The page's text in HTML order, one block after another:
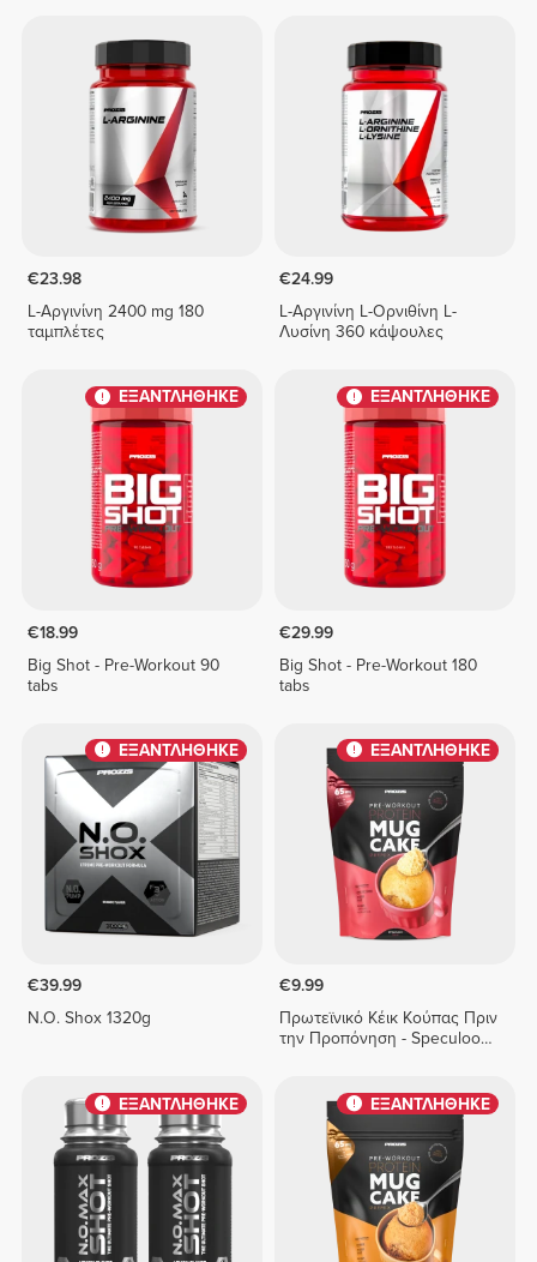
€23.98
L-Αργινίνη 2400 mg 180
ταμπλέτες
€24.99
L-Αργινίνη L-Ορνιθίνη L-
Λυσίνη 360 κάψουλες
ΕΞΑΝΤΛΗΘΗΚΕ
€18.99
Big Shot - Pre-Workout 90
tabs
ΕΞΑΝΤΛΗΘΗΚΕ
€29.99
Big Shot - Pre-Workout 180
tabs
ΕΞΑΝΤΛΗΘΗΚΕ
€39.99
N.O. Shox 1320g
ΕΞΑΝΤΛΗΘΗΚΕ
€9.99
Πρωτεϊνικό Κέικ Κούπας Πριν
την Προπόνηση - Speculoos
ΕΞΑΝΤΛΗΘΗΚΕ ΕΞΑΝΤΛΗΘΗΚΕ